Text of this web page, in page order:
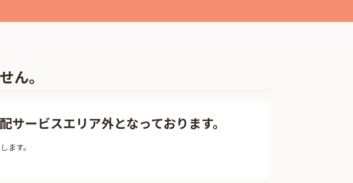
ん。
ービスエリア外となっております。
ます。